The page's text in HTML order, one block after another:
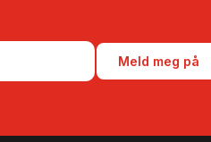
Meld meg på